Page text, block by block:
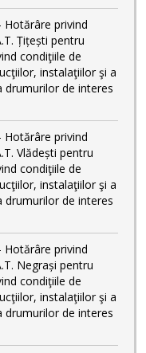
Hotărâre privind
Țițești pentru
condiţiile de
instalaţiilor şi a
drumurilor de interes
Hotărâre privind
Vlădești pentru
condiţiile de
instalaţiilor şi a
drumurilor de interes
Hotărâre privind
Negrași pentru
condiţiile de
instalaţiilor şi a
drumurilor de interes